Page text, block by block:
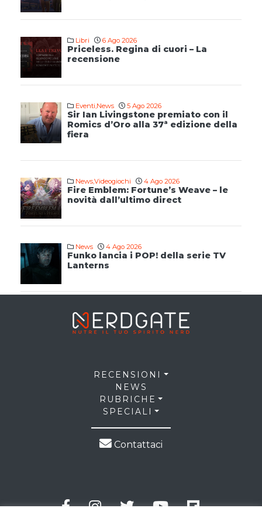
Libri 6 Ago 2026
Priceless. Regina di cuori – La
recensione
Eventi,News 5 Ago 2026
Sir Ian Livingstone premiato con il
Romics d’Oro alla 37ª edizione della
fiera
News,Videogiochi 4 Ago 2026
Fire Emblem: Fortune’s Weave – le
novità dall’ultimo direct
News 4 Ago 2026
Funko lancia i POP! della serie TV
Lanterns
RECENSIONI
NEWS
RUBRICHE
SPECIALI
Contattaci